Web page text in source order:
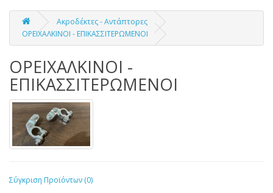
Ακροδέκτες - Αντάπτορες
ΟΡΕΙΧΑΛΚΙΝΟΙ - ΕΠΙΚΑΣΣΙΤΕΡΩΜΕΝΟΙ
ΟΡΕΙΧΑΛΚΙΝΟΙ -
ΕΠΙΚΑΣΣΙΤΕΡΩΜΕΝΟΙ
Σύγκριση Προϊόντων (0)